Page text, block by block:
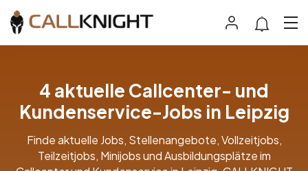
4 aktuelle Callcenter- und
Kundenservice-Jobs in Leipzig
Finde aktuelle Jobs, Stellenangebote, Vollzeitjobs,
Teilzeitjobs, Minijobs und Ausbildungsplätze im